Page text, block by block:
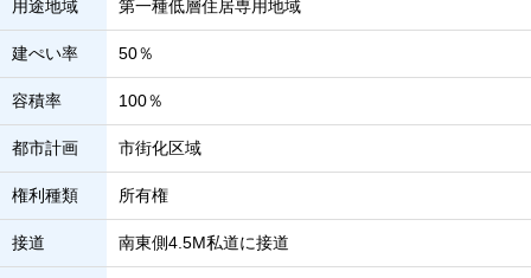
用途地域 第一種低層住居専用地域
建ぺい率 50％
容積率 100％
都市計画 市街化区域
権利種類 所有権
接道 南東側4.5M私道に接道